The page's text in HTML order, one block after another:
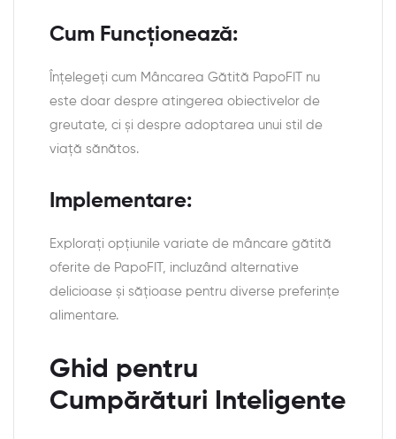
Cum Funcționează:
Înțelegeți cum Mâncarea Gătită PapoFIT nu
este doar despre atingerea obiectivelor de
greutate, ci și despre adoptarea unui stil de
viață sănătos.
Implementare:
Explorați opțiunile variate de mâncare gătită
oferite de PapoFIT, incluzând alternative
delicioase și sățioase pentru diverse preferințe
alimentare.
Ghid pentru
Cumpărături Inteligente